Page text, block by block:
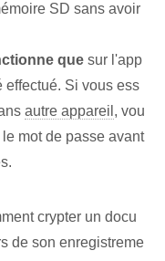
SD sans avoir
que sur l'app
effectué. Si vous ess
autre appareil , vou
mot de passe avant
crypter un docu
de son enregistreme